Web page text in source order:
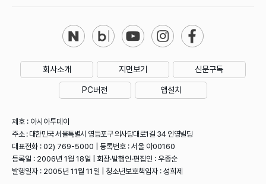
회사소개 지면보기 신문구독
PC버전 앱설치
제호 : 아시아투데이
주소 : 대한민국 서울특별시 영등포구 의사당대로1길 34 인영빌딩
대표전화 : 02) 769-5000 | 등록번호 : 서울 아00160
등록일 : 2006년 1월 18일 | 회장·발행인·편집인 : 우종순
발행일자 : 2005년 11월 11일 | 청소년보호책임자 : 성희제